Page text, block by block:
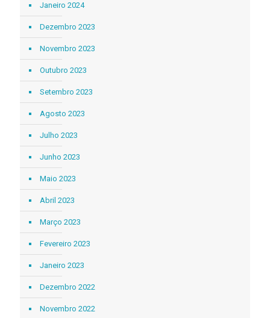
Janeiro 2024
Dezembro 2023
Novembro 2023
Outubro 2023
Setembro 2023
Agosto 2023
Julho 2023
Junho 2023
Maio 2023
Abril 2023
Março 2023
Fevereiro 2023
Janeiro 2023
Dezembro 2022
Novembro 2022